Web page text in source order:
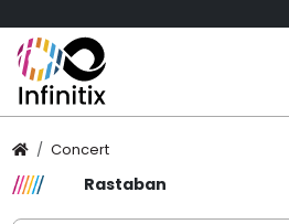
Concert
Rastaban